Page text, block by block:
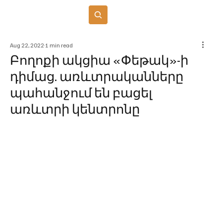
Բողոքի ակցիա «Փեթակ»-ի
դիմաց. առևտրականները
պահանջում են բացել
առևտրի կենտրոնը
Aug 22, 2022 1 min read